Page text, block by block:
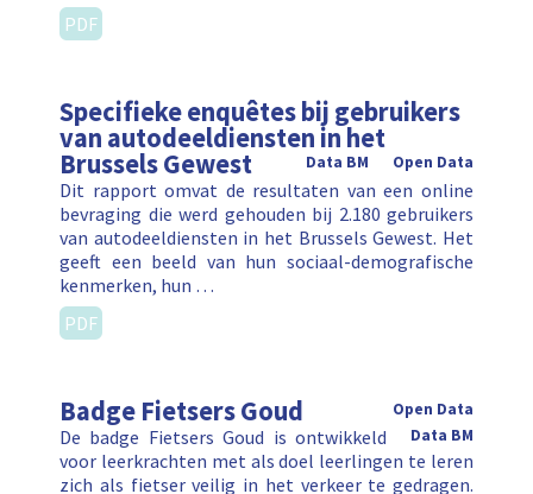
PDF
Specifieke enquêtes bij gebruikers
van autodeeldiensten in het
Brussels Gewest Open Data
Data BM
Dit rapport omvat de resultaten van een online
bevraging die werd gehouden bij 2.180 gebruikers
van autodeeldiensten in het Brussels Gewest. Het
geeft een beeld van hun sociaal-demografische
kenmerken, hun …
PDF
Badge Fietsers Goud
Open Data
Data BM
De badge Fietsers Goud is ontwikkeld
voor leerkrachten met als doel leerlingen te leren
zich als fietser veilig in het verkeer te gedragen.